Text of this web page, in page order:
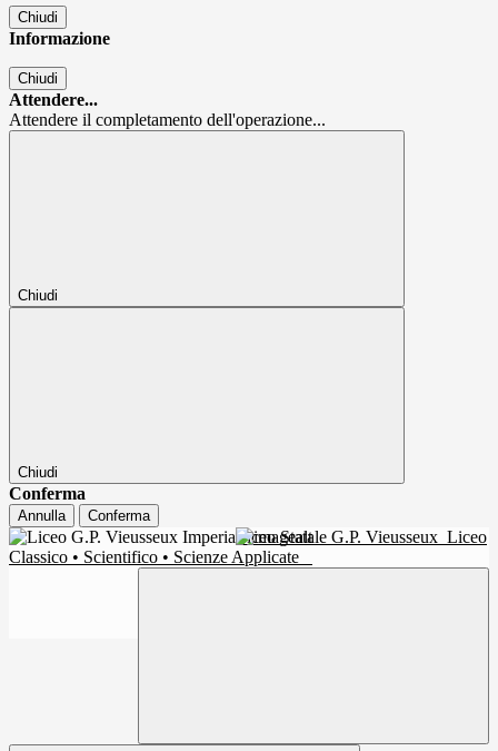
Chiudi
Informazione
Chiudi
Attendere...
Attendere il completamento dell'operazione...
Chiudi
Chiudi
Conferma
Annulla Conferma
Liceo Statale G.P. Vieusseux Liceo
Classico • Scientifico • Scienze Applicate